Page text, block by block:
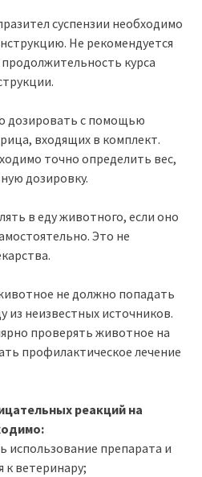
суспензии необходимо
Не рекомендуется
курса
дозировать с помощью
входящих в комплект.
точно определить вес,
дозировку.
в еду животного, если оно
Это не
не должно попадать
из неизвестных источников.
проверять животное на
профилактическое лечение
реакций на
использование препарата и
к ветеринару;